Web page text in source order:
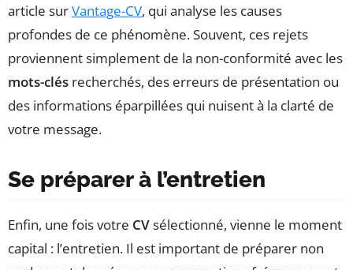
article surVantage-CV, qui analyse les causes
profondes de ce phénomène. Souvent, ces rejets
proviennent simplement de la non-conformité avec les
mots-clés recherchés, des erreurs de présentation ou
des informations éparpillées qui nuisent à la clarté de
votre message.
Se préparer à l’entretien
Enfin, une fois votre CVsélectionné, vienne le moment
capital : l’entretien. Il est important de préparer non